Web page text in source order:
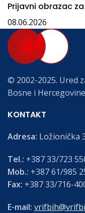
Prijavni obrazac
08.06.2026
© 2002-2025. Ured
Bosne i Hercegovine
KONTAKT
Adresa: Ložionička
Tel.: +387 33/723
Mob.: +387 61/985
Fax: +387 33/716-
E-mail: